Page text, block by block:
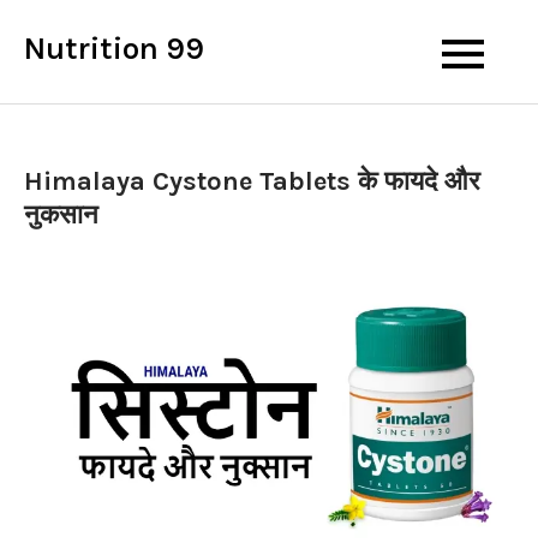
Nutrition 99
Himalaya Cystone Tablets के फायदे और
नुकसान